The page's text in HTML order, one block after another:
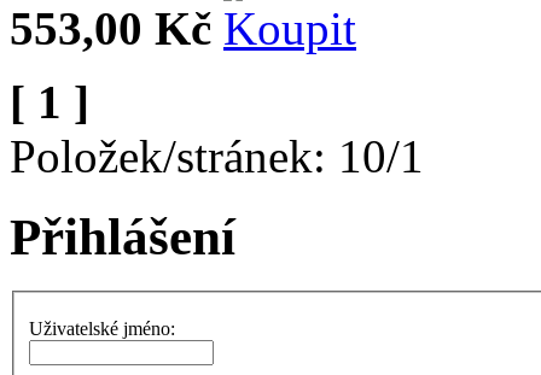
553,00 Kč
[ 1 ]
Položek/stránek: 10/1
Přihlášení
Uživatelské jméno: